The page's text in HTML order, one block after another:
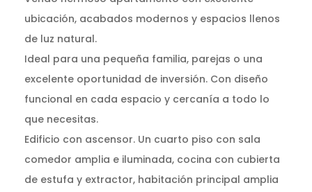
ubicación, acabados modernos y espacios llenos
de luz natural.
Ideal para una pequeña familia, parejas o una
excelente oportunidad de inversión. Con diseño
funcional en cada espacio y cercanía a todo lo
que necesitas.
Edificio con ascensor. Un cuarto piso con sala
comedor amplia e iluminada, cocina con cubierta
de estufa y extractor, habitación principal amplia